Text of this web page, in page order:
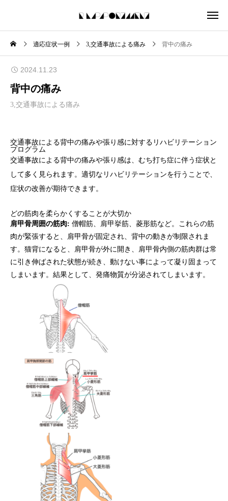
適応症状一例 3,交通事故による痛み 背中の痛み
2024.11.23
背中の痛み
3,交通事故による痛み
交通事故による背中の痛みや張り感に対するリハビリテーション
プログラム
交通事故による背中の痛みや張り感は、むち打ち症に伴う症状と
して多く見られます。適切なリハビリテーションを行うことで、
症状の改善が期待できます。
どの筋肉を柔らかくすることが大切か
肩甲骨周囲の筋肉: 僧帽筋、肩甲挙筋、菱形筋など。これらの筋
肉が緊張すると、肩甲骨が固定され、背中の動きが制限されま
す。猫背になると、肩甲骨が外に開き、肩甲骨内側の筋肉群は常
に引き伸ばされた状態が続き、動けない事によって凝り固まって
しまいます。結果として、発痛物質が分泌されてしまいます。